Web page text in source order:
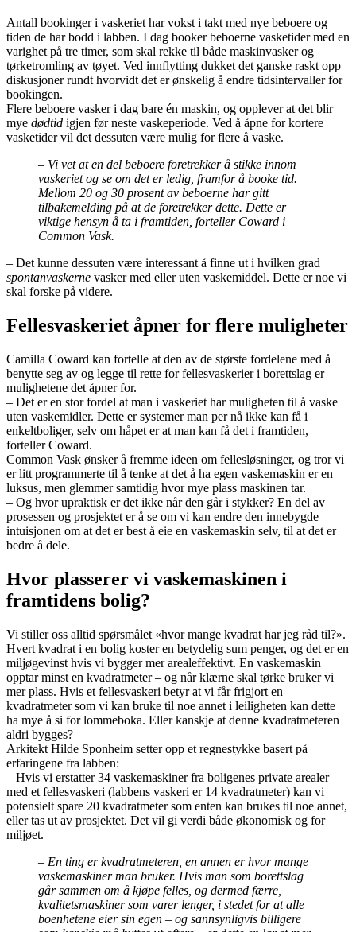
Antall bookinger i vaskeriet har vokst i takt med nye beboere og
tiden de har bodd i labben. I dag booker beboerne vasketider med en
varighet på tre timer, som skal rekke til både maskinvasker og
tørketromling av tøyet. Ved innflytting dukket det ganske raskt opp
diskusjoner rundt hvorvidt det er ønskelig å endre tidsintervaller for
bookingen.
Flere beboere vasker i dag bare én maskin, og opplever at det blir
mye dødtid igjen før neste vaskeperiode. Ved å åpne for kortere
vasketider vil det dessuten være mulig for flere å vaske.
– Vi vet at en del beboere foretrekker å stikke innom
vaskeriet og se om det er ledig, framfor å booke tid.
Mellom 20 og 30 prosent av beboerne har gitt
tilbakemelding på at de foretrekker dette. Dette er
viktige hensyn å ta i framtiden, forteller Coward i
Common Vask.
– Det kunne dessuten være interessant å finne ut i hvilken grad
spontanvaskerne vasker med eller uten vaskemiddel. Dette er noe vi
skal forske på videre.
Fellesvaskeriet åpner for flere muligheter
Camilla Coward kan fortelle at den av de største fordelene med å
benytte seg av og legge til rette for fellesvaskerier i borettslag er
mulighetene det åpner for.
– Det er en stor fordel at man i vaskeriet har muligheten til å vaske
uten vaskemidler. Dette er systemer man per nå ikke kan få i
enkeltboliger, selv om håpet er at man kan få det i framtiden,
forteller Coward.
Common Vask ønsker å fremme ideen om fellesløsninger, og tror vi
er litt programmerte til å tenke at det å ha egen vaskemaskin er en
luksus, men glemmer samtidig hvor mye plass maskinen tar.
– Og hvor upraktisk er det ikke når den går i stykker? En del av
prosessen og prosjektet er å se om vi kan endre den innebygde
intuisjonen om at det er best å eie en vaskemaskin selv, til at det er
bedre å dele.
Hvor plasserer vi vaskemaskinen i
framtidens bolig?
Vi stiller oss alltid spørsmålet «hvor mange kvadrat har jeg råd til?».
Hvert kvadrat i en bolig koster en betydelig sum penger, og det er en
miljøgevinst hvis vi bygger mer arealeffektivt. En vaskemaskin
opptar minst en kvadratmeter – og når klærne skal tørke bruker vi
mer plass. Hvis et fellesvaskeri betyr at vi får frigjort en
kvadratmeter som vi kan bruke til noe annet i leiligheten kan dette
ha mye å si for lommeboka. Eller kanskje at denne kvadratmeteren
aldri bygges?
Arkitekt Hilde Sponheim setter opp et regnestykke basert på
erfaringene fra labben:
– Hvis vi erstatter 34 vaskemaskiner fra boligenes private arealer
med et fellesvaskeri (labbens vaskeri er 14 kvadratmeter) kan vi
potensielt spare 20 kvadratmeter som enten kan brukes til noe annet,
eller tas ut av prosjektet. Det vil gi verdi både økonomisk og for
miljøet.
– En ting er kvadratmeteren, en annen er hvor mange
vaskemaskiner man bruker. Hvis man som borettslag
går sammen om å kjøpe felles, og dermed færre,
kvalitetsmaskiner som varer lenger, i stedet for at alle
boenhetene eier sin egen – og sannsynligvis billigere